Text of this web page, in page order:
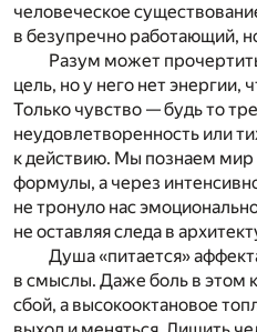
человеческое
в безупречно работающий,
Разум может
цель, но у него нет энергии,
Только чувство — будь то
неудовлетворенность или
к действию. Мы познаем мир
формулы, а через
не тронуло нас
не оставляя следа в
Душа «питается»
в смыслы. Даже боль в этом
сбой, а высокооктановое